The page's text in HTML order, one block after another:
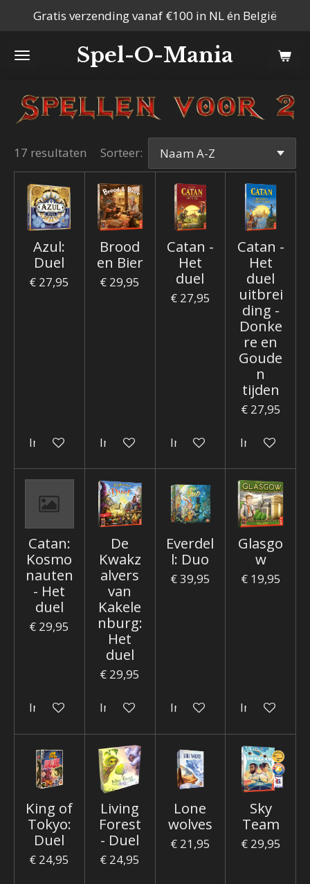
naar
hoofdinhoud
Spel-O-Mania
Gratis verzending vanaf €100 in NL én België
17 resultaten Sorteer:
Azul:
Duel
€ 27,95
In winkelwagen
Brood
en Bier
€ 29,95
In winkelwagen
Catan -
Het
duel
€ 27,95
In winkelwagen
Catan -
Het
duel
uitbrei
ding -
Donke
re en
Goude
n
tijden
€ 27,95
In
Catan:
Kosmo
nauten
- Het
duel
€ 29,95
In winkelwagen
De
Kwakz
alvers
van
Kakele
nburg:
Het
duel
€ 29,95
In winkelwagen
Everdel
l: Duo
€ 39,95
In winkelwagen
Glasgo
w
€ 19,95
In
King of
Tokyo:
Duel
€ 24,95
Living
Forest
- Duel
€ 24,95
Lone
wolves
€ 21,95
Sky
Team
€ 29,95